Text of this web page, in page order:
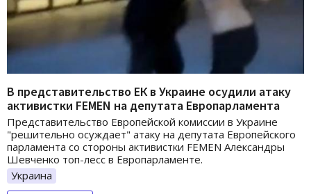
В представительство ЕК в Украине осудили атаку
активистки FEMEN на депутата Европарламента
Представительство Европейской комиссии в Украине
"решительно осуждает" атаку на депутата Европейского
парламента со стороны активистки FEMEN Александры
Шевченко топ-лесс в Европарламенте.
Украина